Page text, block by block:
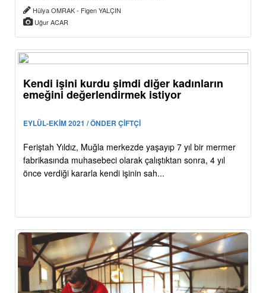
Hülya OMRAK - Figen YALÇIN
Uğur ACAR
Kendi işini kurdu şimdi diğer kadınların
emeğini değerlendirmek istiyor
EYLÜL-EKİM 2021 / ÖNDER ÇİFTÇİ
Feriştah Yıldız, Muğla merkezde yaşayıp 7 yıl bir mermer
fabrikasında muhasebeci olarak çalıştıktan sonra, 4 yıl
önce verdiği kararla kendi işinin sah...